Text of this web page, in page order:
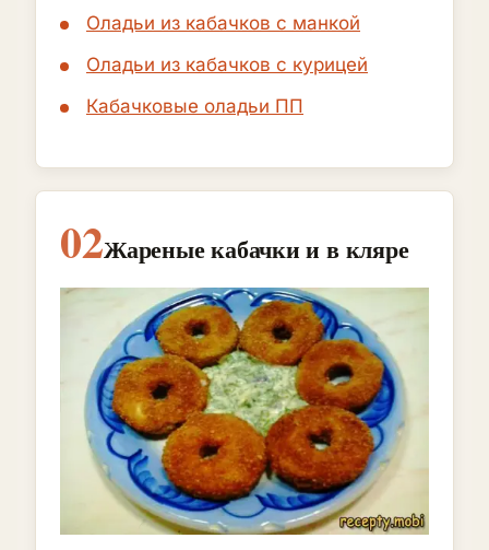
Оладьи из кабачков с манкой
Оладьи из кабачков с курицей
Кабачковые оладьи ПП
02Жареные кабачки и в кляре